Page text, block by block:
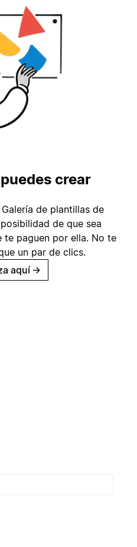
crear
de plantillas de
de que sea
te paguen por ella. No te
un par de clics.
aquí →